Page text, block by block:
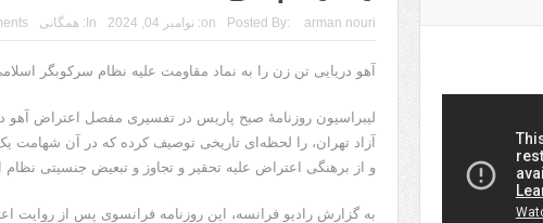
Posted By: arman nouri
on: نوامبر 04, 2024 In: همگانی
آهو دریایی تن زن را به نماد مقاومت علیه نظام سرکوبگر
لیبراسیون روزنامۀ صبح پاریس در تفسیری مفصل اعتراض آهو
آزاد تهران، را لحظه‌ای تاریخی توصیف کرده که در آن
و از برهنگی اعتراض علیه تحقیر و تجاوز و تبعیض جنسیتی نظام
به گزارش رادیو فرانسه، این روزنامه فرانسوی پس از روایت